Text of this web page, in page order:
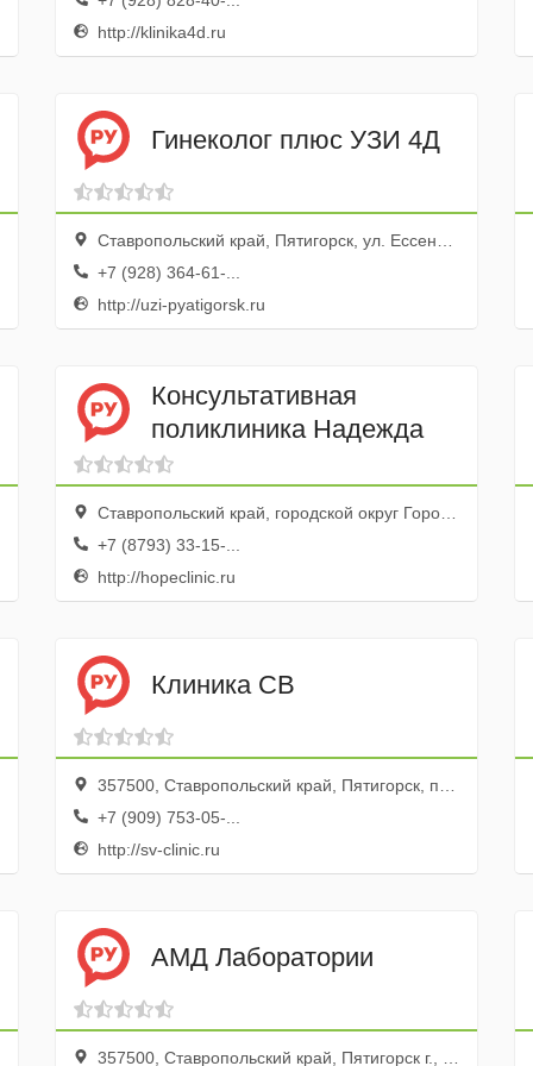
http://klinika4d.ru
Гинеколог плюс УЗИ 4Д
Ставропольский край, Пятигорск, ул. Ессентукская, 28д
+7 (928) 364-61-...
http://uzi-pyatigorsk.ru
Консультативная
поликлиника Надежда
Ставропольский край, городской округ Город-курорт Пятигорск, поселок городского типа Горячеводский, проспект Советской Армии, 17
+7 (8793) 33-15-...
http://hopeclinic.ru
Клиника СВ
357500, Ставропольский край, Пятигорск, проспект Кирова, 21
+7 (909) 753-05-...
http://sv-clinic.ru
АМД Лаборатории
357500, Ставропольский край, Пятигорск г., ул. Октябрьская, 23